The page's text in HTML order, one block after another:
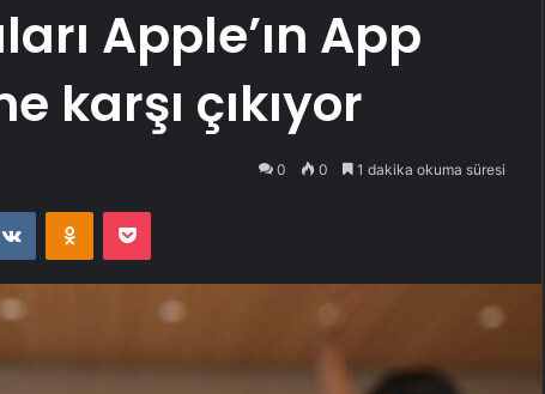
Apple’ın App
karşı çıkıyor
0 0 1 dakika okuma süresi
VKontakteOdnoklassniki
Pocket